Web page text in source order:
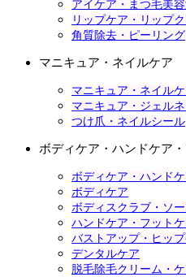
アイケア・まつ毛美
リップケア・リップ
角質除去・ピーリング
マニキュア・ネイルケア
マニキュア・ネイル
マニキュア・ジェル
つけ爪・ネイルシール
ボディケア・ハンドケア
ボディケア・ハンド
ボディケア
ボディスクラブ・ソ
ハンドケア・フット
バストアップ・ヒッ
デンタルケア
脱毛除毛クリーム・